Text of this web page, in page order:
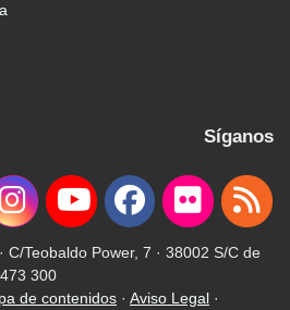
Síganos
· C/Teobaldo Power, 7 · 38002 S/C de
300
de contenidos · Aviso Legal ·